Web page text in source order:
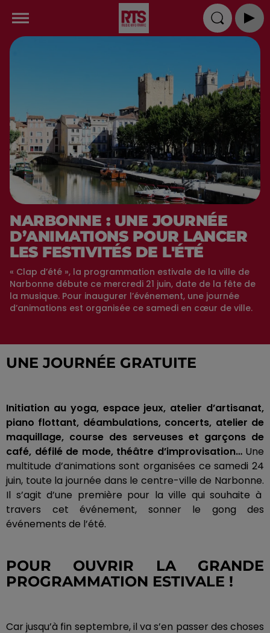
NARBONNE : UNE JOURNÉE
D’ANIMATIONS POUR LANCER
LES FESTIVITÉS DE L'ÉTÉ
« Clap d’été », la programmation estivale de la ville de
Narbonne débute ce mercredi 21 juin, date de la fête de
la musique. Pour inaugurer l’événement, une journée
d’animations est organisée ce samedi en cœur de ville.
UNE JOURNÉE GRATUITE
Initiation au yoga, espace jeux, atelier d’artisanat,
piano flottant, déambulations, concerts, atelier de
maquillage, course des serveuses et garçons de
café, défilé de mode, théâtre d’improvisation… Une
multitude d’animations sont organisées ce samedi 24
juin, toute la journée dans le centre-ville de Narbonne.
Il s’agit d’une première pour la ville qui souhaite à
travers cet événement, sonner le gong des
événements de l’été.
POUR OUVRIR LA GRANDE
PROGRAMMATION ESTIVALE !
Car jusqu’à fin septembre, il va s’en passer des choses